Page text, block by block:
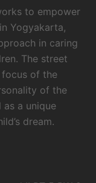
to empower
Yogyakarta,
in caring
The street
focus of the
of the
a unique
dream.